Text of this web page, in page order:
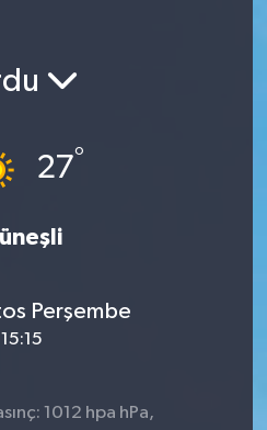
27°
Perşembe
15:15
1012 hpa hPa,